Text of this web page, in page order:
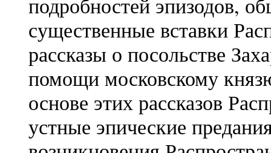
существенные вставки
рассказы о посольстве
помощи московскому
основе этих рассказов
устные эпические